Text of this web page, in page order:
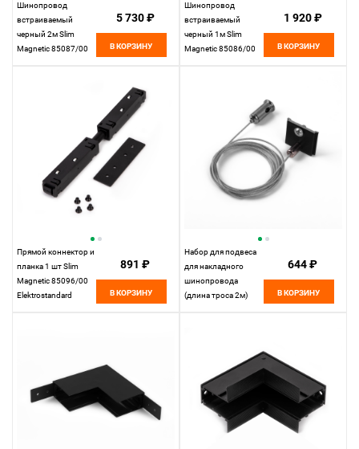
Шинопровод
встраиваемый
черный 2м Slim
Magnetic 85087/00
5 730 ₽
В КОРЗИНУ
Шинопровод
встраиваемый
черный 1м Slim
Magnetic 85086/00
1 920 ₽
В КОРЗИНУ
Прямой коннектор и
планка 1 шт Slim
Magnetic 85096/00
Elektrostandard
891 ₽
В КОРЗИНУ
Набор для подвеса
для накладного
шинопровода
(длина троса 2м)
644 ₽
В КОРЗИНУ